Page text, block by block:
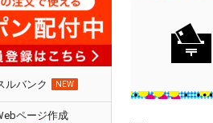
ルバンク NEW
ページ作成